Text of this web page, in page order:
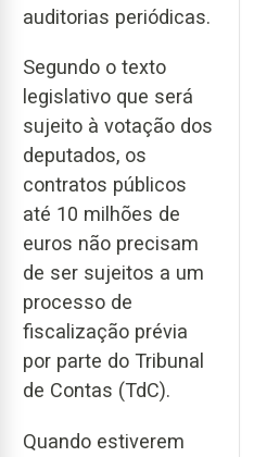
auditorias periódicas.
Segundo o texto
legislativo que será
sujeito à votação dos
deputados, os
contratos públicos
até 10 milhões de
euros não precisam
de ser sujeitos a um
processo de
fiscalização prévia
por parte do Tribunal
de Contas (TdC).
Quando estiverem